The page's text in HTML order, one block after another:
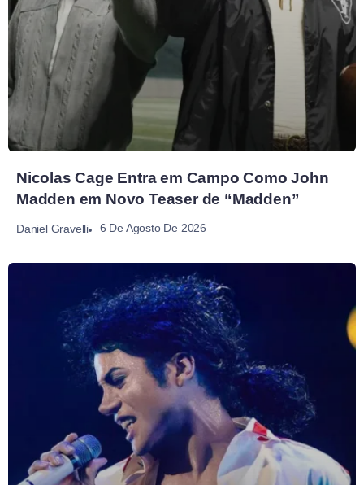
Nicolas Cage Entra em Campo Como John
Madden em Novo Teaser de “Madden”
Daniel Gravelli 6 De Agosto De 2026